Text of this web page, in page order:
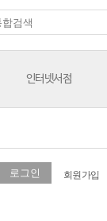
인터넷서점
회원가입